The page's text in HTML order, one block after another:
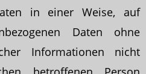
in einer Weise, auf
Daten ohne
Informationen nicht